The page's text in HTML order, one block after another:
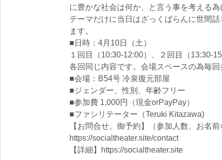
に豊かな社会は何か、と言う事を考える
テーマだけに当日はざっくばらんに世間
ます。
■日時：4月10日（土）
１回目（10:30-12:00）、２回目（13:30-
各回同じ内容です。会場スペースの為毎
■会場：B54号 冷泉復元部屋
■ジェンダー、性別、年齢フリー
■参加費 1,000円（現金orPayPay）
■ファシリテーター（Teruki Kitazawa)
【お問合せ、御予約】（参加人数、お名
https://socialtheater.site/contact
【詳細】https://socialtheater.site